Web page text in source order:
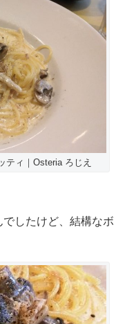
ティ｜Osteria ろじえ
したけど、結構なボ